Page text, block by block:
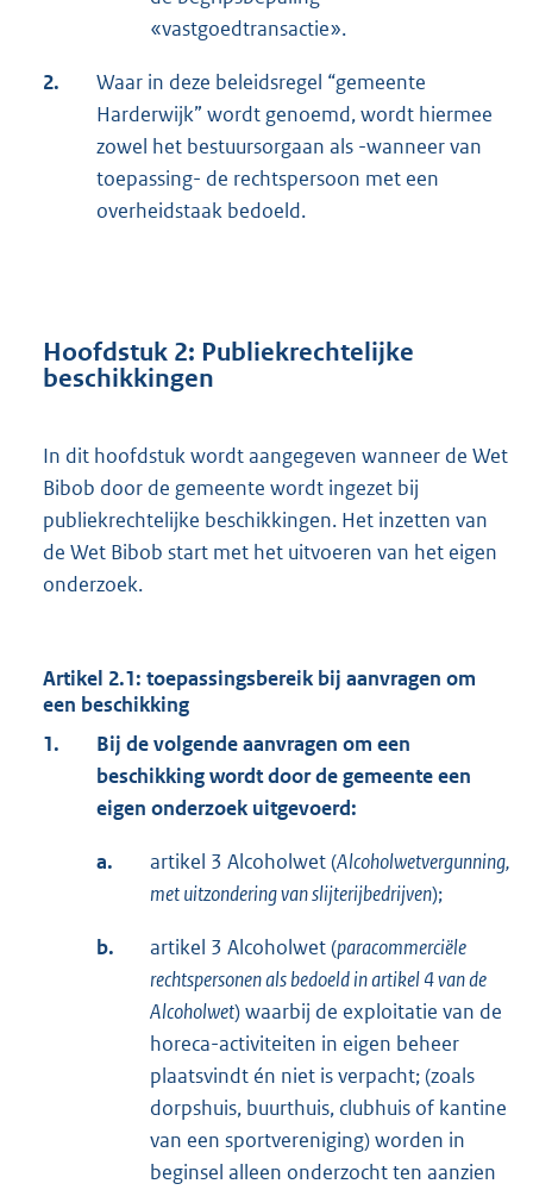
«vastgoedtransactie».
2.
Waar in deze beleidsregel “gemeente
Harderwijk” wordt genoemd, wordt hiermee
zowel het bestuursorgaan als -wanneer van
toepassing- de rechtspersoon met een
overheidstaak bedoeld.
Hoofdstuk 2: Publiekrechtelijke
beschikkingen
In dit hoofdstuk wordt aangegeven wanneer de Wet
Bibob door de gemeente wordt ingezet bij
publiekrechtelijke beschikkingen. Het inzetten van
de Wet Bibob start met het uitvoeren van het eigen
onderzoek.
Artikel 2.1: toepassingsbereik bij aanvragen om
een beschikking
1.
Bij de volgende aanvragen om een
beschikking wordt door de gemeente een
eigen onderzoek uitgevoerd:
a. artikel 3 Alcoholwet (Alcoholwetvergunning,
met uitzondering van slijterijbedrijven);
b. artikel 3 Alcoholwet (paracommerciële
rechtspersonen als bedoeld in artikel 4 van de
Alcoholwet) waarbij de exploitatie van de
horeca-activiteiten in eigen beheer
plaatsvindt én niet is verpacht; (zoals
dorpshuis, buurthuis, clubhuis of kantine
van een sportvereniging) worden in
beginsel alleen onderzocht ten aanzien